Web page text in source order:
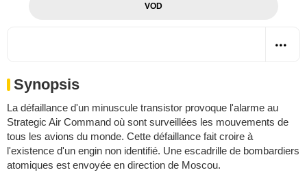
VOD
Synopsis
La défaillance d'un minuscule transistor provoque l'alarme au
Strategic Air Command où sont surveillées les mouvements de
tous les avions du monde. Cette défaillance fait croire à
l'existence d'un engin non identifié. Une escadrille de bombardiers
atomiques est envoyée en direction de Moscou.